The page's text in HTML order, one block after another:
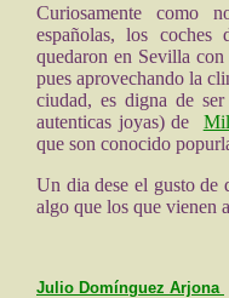
Curiosamente como
españolas, los
quedaron en Sevilla
pues aprovechando la
ciudad, es digna de
autenticas joyas) de
que son conocido
Un dia dese el gusto de
algo que los que vienen
Julio Domínguez Arjona